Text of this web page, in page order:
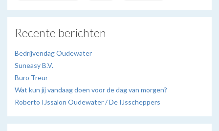
Recente berichten
Bedrijvendag Oudewater
Suneasy B.V.
Buro Treur
Wat kun jij vandaag doen voor de dag van morgen?
Roberto IJssalon Oudewater / De IJsscheppers